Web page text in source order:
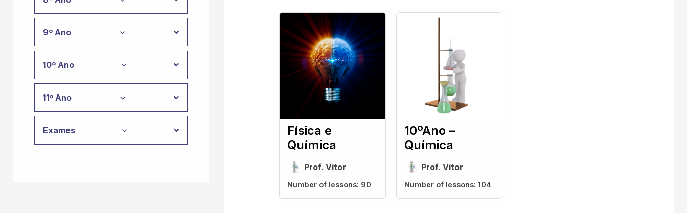
9º Ano
10º Ano
11º Ano
Exames
Física e
Química
Prof. Vítor
Number of lessons: 90
10ºAno –
Química
Prof. Vítor
Number of lessons: 104